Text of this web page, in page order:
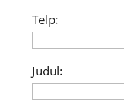
Telp:
Judul: